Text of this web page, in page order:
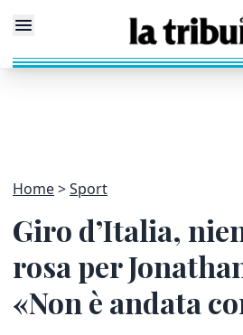
Home Sport
Giro d’Italia,
rosa per
«Non è andata